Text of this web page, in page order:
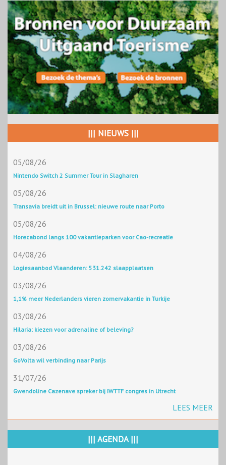
||| NIEUWS |||
05/08/26
Nintendo Switch 2 Summer Tour in Slagharen
05/08/26
Transavia breidt uit in Brussel: nieuwe route naar Porto
05/08/26
Horecabond langs 100 vakantieparken voor Cao-recreatie
04/08/26
Logiesaanbod Vlaanderen: 531.242 slaapplaatsen
03/08/26
1,1% meer Nederlanders vieren zomervakantie in Turkije
03/08/26
Hilaria: kiezen voor adrenaline of beleving?
03/08/26
GoVolta wil verbinding naar Parijs
31/07/26
Gwendoline Cazenave spreker bij IWTTF congres in Utrecht
LEES MEER
||| AGENDA |||